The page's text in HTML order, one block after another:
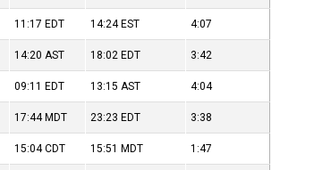
11:17 EDT 14:24 EST 4:07
14:20AST 18:02 EDT 3:42
09:11 EDT 13:15AST 4:04
17:44 MDT 23:23 EDT 3:38
15:04CDT 15:51 MDT 1:47